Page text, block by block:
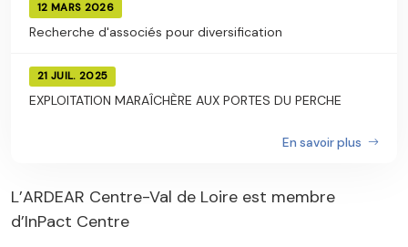
12 MARS 2026
Recherche d'associés pour diversification
21 JUIL. 2025
EXPLOITATION MARAÎCHÈRE AUX PORTES DU PERCHE
En savoir plus
L’ARDEAR Centre-Val de Loire est membre
d’InPact Centre